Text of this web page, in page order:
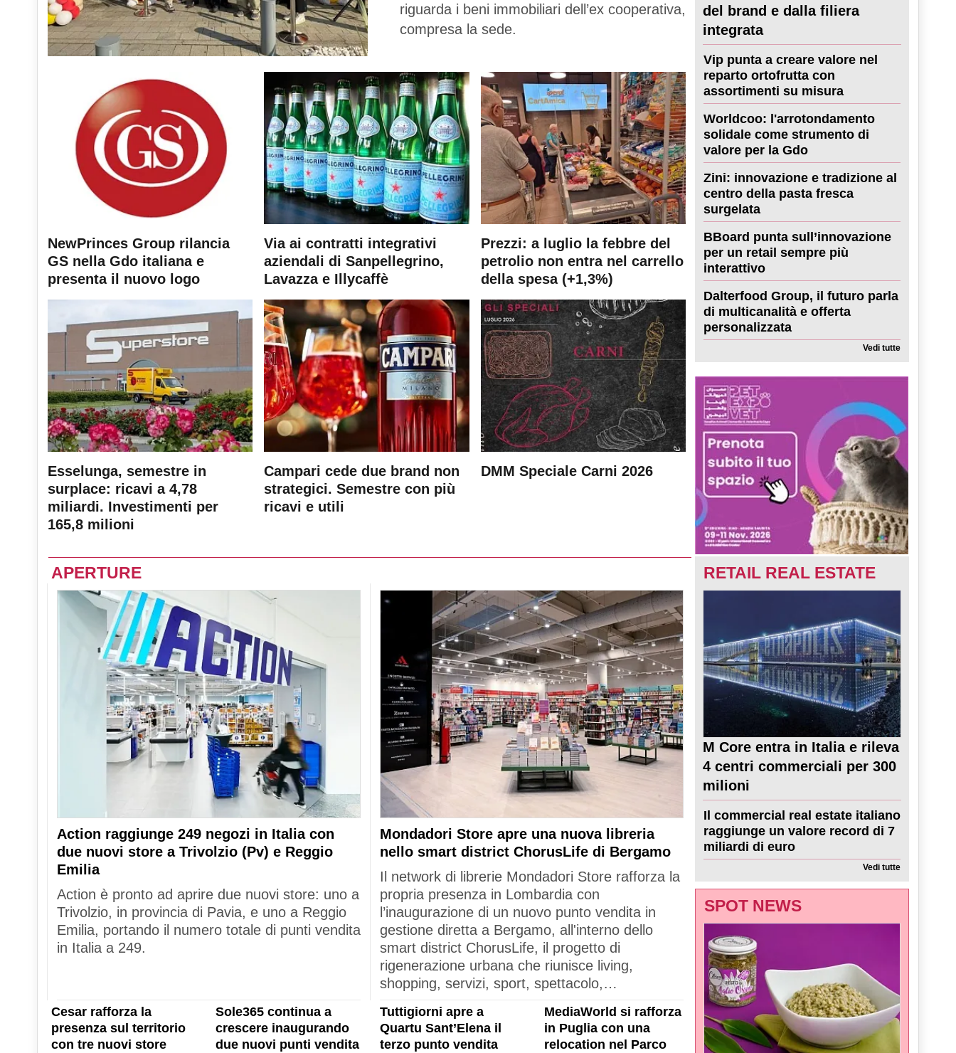
riguarda i beni immobiliari dell’ex cooperativa,
compresa la sede.
NewPrinces Group rilancia
GS nella Gdo italiana e
presenta il nuovo logo
Via ai contratti integrativi
aziendali di Sanpellegrino,
Lavazza e Illycaffè
Prezzi: a luglio la febbre del
petrolio non entra nel carrello
della spesa (+1,3%)
Esselunga, semestre in
surplace: ricavi a 4,78
miliardi. Investimenti per
165,8 milioni
Campari cede due brand non
strategici. Semestre con più
ricavi e utili
DMM Speciale Carni 2026
del brand e dalla filiera
integrata
Vip punta a creare valore nel
reparto ortofrutta con
assortimenti su misura
Worldcoo: l'arrotondamento
solidale come strumento di
valore per la Gdo
Zini: innovazione e tradizione al
centro della pasta fresca
surgelata
BBoard punta sull’innovazione
per un retail sempre più
interattivo
Dalterfood Group, il futuro parla
di multicanalità e offerta
personalizzata
Vedi tutte
APERTURE
Action raggiunge 249 negozi in Italia con
due nuovi store a Trivolzio (Pv) e Reggio
Emilia
Action è pronto ad aprire due nuovi store: uno a
Trivolzio, in provincia di Pavia, e uno a Reggio
Emilia, portando il numero totale di punti vendita
in Italia a 249.
Mondadori Store apre una nuova libreria
nello smart district ChorusLife di Bergamo
Il network di librerie Mondadori Store rafforza la
propria presenza in Lombardia con
l’inaugurazione di un nuovo punto vendita in
gestione diretta a Bergamo, all'interno dello
smart district ChorusLife, il progetto di
rigenerazione urbana che riunisce living,
shopping, servizi, sport, spettacolo,…
Cesar rafforza la
presenza sul territorio
con tre nuovi store
Sole365 continua a
crescere inaugurando
due nuovi punti vendita
Tuttigiorni apre a
Quartu Sant’Elena il
terzo punto vendita
MediaWorld si rafforza
in Puglia con una
relocation nel Parco
RETAIL REAL ESTATE
M Core entra in Italia e rileva
4 centri commerciali per 300
milioni
Il commercial real estate italiano
raggiunge un valore record di 7
miliardi di euro
Vedi tutte
SPOT NEWS